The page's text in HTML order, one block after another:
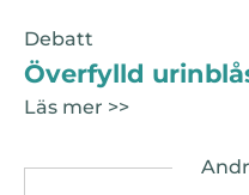
Debatt
Överfylld
Läs mer >>